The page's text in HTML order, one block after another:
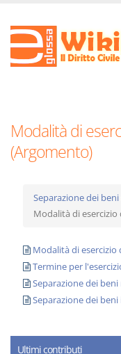
Modalità di
(Argomento)
Separazione dei
Modalità di esercizio
Modalità di esercizio
Termine per
Separazione dei
Separazione dei
Ultimi contributi